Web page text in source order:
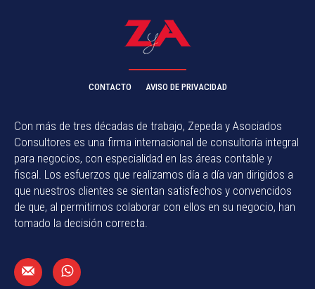
CONTACTO AVISO DE PRIVACIDAD
Con más de tres décadas de trabajo, Zepeda y Asociados
Consultores es una firma internacional de consultoría integral
para negocios, con especialidad en las áreas contable y
fiscal. Los esfuerzos que realizamos día a día van dirigidos a
que nuestros clientes se sientan satisfechos y convencidos
de que, al permitirnos colaborar con ellos en su negocio, han
tomado la decisión correcta.